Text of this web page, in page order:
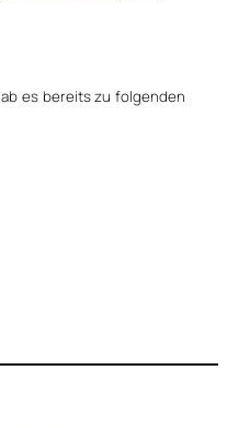
es bereits zu folgenden